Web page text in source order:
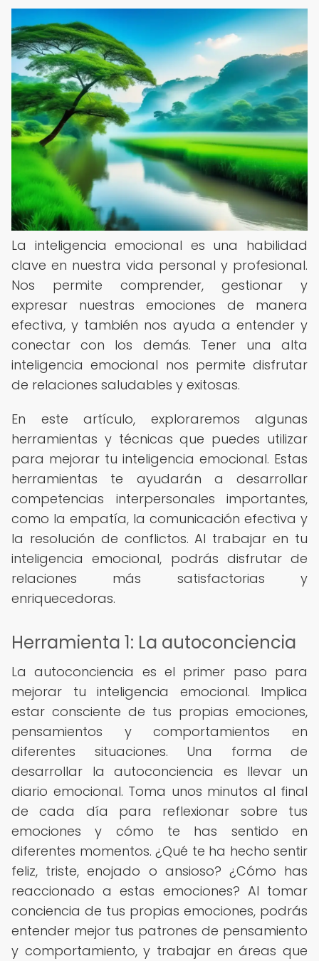
La inteligencia emocional es una habilidad
clave en nuestra vida personal y profesional.
Nos permite comprender, gestionar y
expresar nuestras emociones de manera
efectiva, y también nos ayuda a entender y
conectar con los demás. Tener una alta
inteligencia emocional nos permite disfrutar
de relaciones saludables y exitosas.
En este artículo, exploraremos algunas
herramientas y técnicas que puedes utilizar
para mejorar tu inteligencia emocional. Estas
herramientas te ayudarán a desarrollar
competencias interpersonales importantes,
como la empatía, la comunicación efectiva y
la resolución de conflictos. Al trabajar en tu
inteligencia emocional, podrás disfrutar de
relaciones más satisfactorias y
enriquecedoras.
Herramienta 1: La autoconciencia
La autoconciencia es el primer paso para
mejorar tu inteligencia emocional. Implica
estar consciente de tus propias emociones,
pensamientos y comportamientos en
diferentes situaciones. Una forma de
desarrollar la autoconciencia es llevar un
diario emocional. Toma unos minutos al final
de cada día para reflexionar sobre tus
emociones y cómo te has sentido en
diferentes momentos. ¿Qué te ha hecho sentir
feliz, triste, enojado o ansioso? ¿Cómo has
reaccionado a estas emociones? Al tomar
conciencia de tus propias emociones, podrás
entender mejor tus patrones de pensamiento
y comportamiento, y trabajar en áreas que